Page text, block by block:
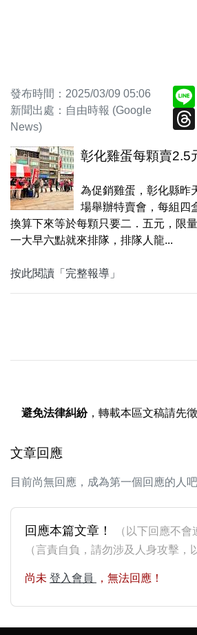
發布時間：2025/03/09 05:06
新聞出處：自由時報 (Google
News)
彰化雞蛋每顆賣2.5
為促銷雞蛋，彰化縣昨
場舉辦特賣會，每組四
換算下來等於每顆只要二．五元，限
一大早六點就來排隊，排隊人龍...
按此閱讀「完整報導」
避免法律糾紛，轉載本區文稿請先
文章回應
目前尚無回應，成為第一個回應的人吧
回應本篇文章！
（以下回應不會
（言責自負，請勿涉及人身攻擊，
尚未 登入會員 ，無法回應！